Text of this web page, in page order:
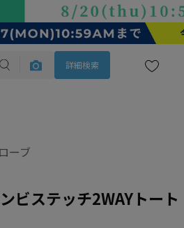
詳細検索
ーブ
ビステッチ2WAYトート